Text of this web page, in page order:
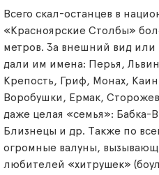
Всего скал-останцев в
«Красноярские Столбы»
метров. За внешний вид
дали им имена: Перья,
Крепость, Гриф, Монах,
Воробушки, Ермак,
даже целая «семья»: Бабка-
Близнецы и др. Также по
огромные валуны,
любителей «хитрушек»